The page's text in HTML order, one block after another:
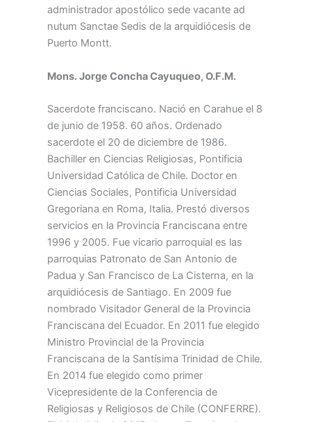
administrador apostólico sede vacante ad
nutum Sanctae Sedis de la arquidiócesis de
Puerto Montt.
Mons. Jorge Concha Cayuqueo, O.F.M.
Sacerdote franciscano. Nació en Carahue el 8
de junio de 1958. 60 años. Ordenado
sacerdote el 20 de diciembre de 1986.
Bachiller en Ciencias Religiosas, Pontificia
Universidad Católica de Chile. Doctor en
Ciencias Sociales, Pontificia Universidad
Gregoriana en Roma, Italia. Prestó diversos
servicios en la Provincia Franciscana entre
1996 y 2005. Fue vicario parroquial es las
parroquias Patronato de San Antonio de
Padua y San Francisco de La Cisterna, en la
arquidiócesis de Santiago. En 2009 fue
nombrado Visitador General de la Provincia
Franciscana del Ecuador. En 2011 fue elegido
Ministro Provincial de la Provincia
Franciscana de la Santísima Trinidad de Chile.
En 2014 fue elegido como primer
Vicepresidente de la Conferencia de
Religiosas y Religiosos de Chile (CONFERRE).